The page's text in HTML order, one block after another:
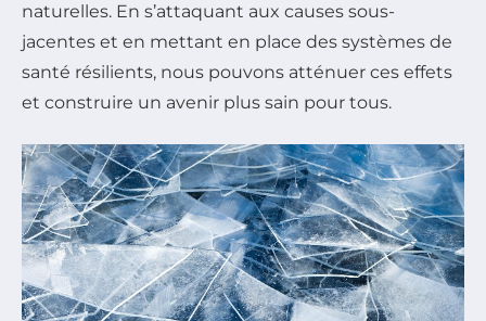
naturelles. En s’attaquant aux causes sous-
jacentes et en mettant en place des systèmes de
santé résilients, nous pouvons atténuer ces effets
et construire un avenir plus sain pour tous.